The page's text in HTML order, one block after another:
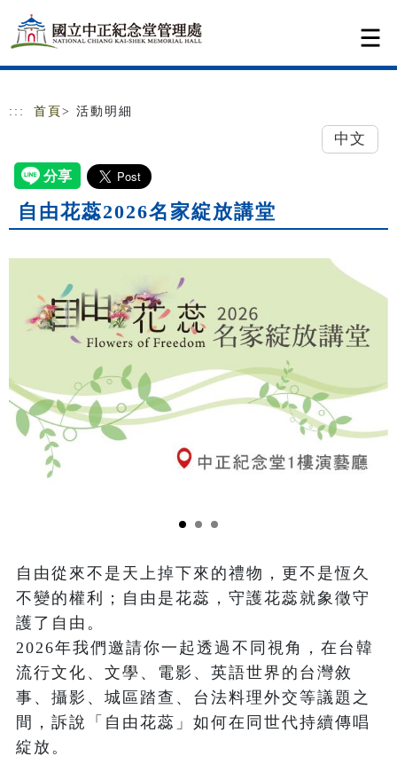
跳到主要內容
網站導覽
::: 首頁 > 活動明細
中文
自由花蕊2026名家綻放講堂
自由從來不是天上掉下來的禮物，更不是恆久
不變的權利；自由是花蕊，守護花蕊就象徵守
護了自由。
2026年我們邀請你一起透過不同視角，在台韓
流行文化、文學、電影、英語世界的台灣敘
事、攝影、城區踏查、台法料理外交等議題之
間，訴說「自由花蕊」如何在同世代持續傳唱
綻放。